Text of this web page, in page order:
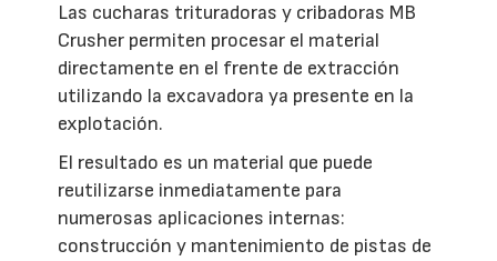
Las cucharas trituradoras y cribadoras MB
Crusher permiten procesar el material
directamente en el frente de extracción
utilizando la excavadora ya presente en la
explotación.
El resultado es un material que puede
reutilizarse inmediatamente para
numerosas aplicaciones internas:
construcción y mantenimiento de pistas de